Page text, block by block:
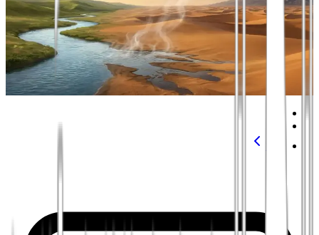
נחל מים, שמקורו בהרים רחוקים, שטף וזרם דרך ארוכהבאזורים מיושבים
עד אשר הגיע לבסו...